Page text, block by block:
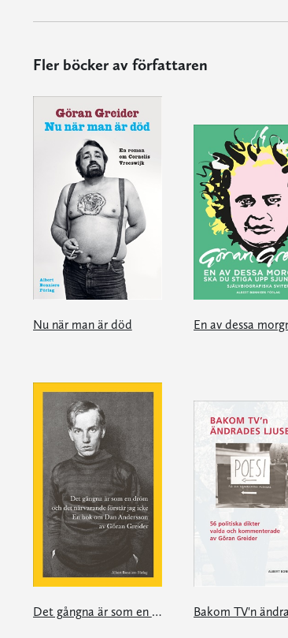
Fler böcker av författaren
Nu när man är död
Det gångna är som en dröm och det närvarande förstår jag icke